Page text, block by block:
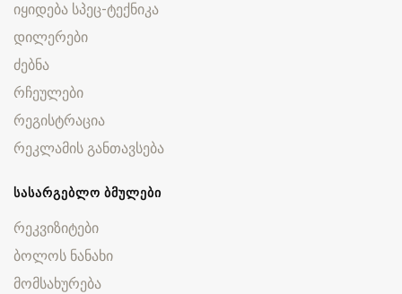
იყიდება სპეც-ტექნიკა
დილერები
ძებნა
რჩეულები
რეგისტრაცია
რეკლამის განთავსება
ᲡᲐᲡᲐᲠᲒᲔᲑᲚᲝ ᲑᲛᲣᲚᲔᲑᲘ
რეკვიზიტები
ბოლოს ნანახი
მომსახურება